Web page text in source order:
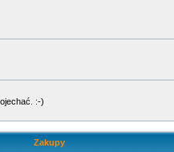
:-)
Zakupy